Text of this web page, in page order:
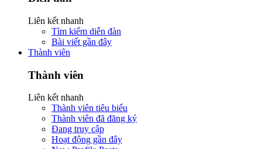
Liên kết nhanh
Tìm kiếm diễn đàn
Bài viết gần đây
Thành viên
Thành viên
Liên kết nhanh
Thành viên tiêu biểu
Thành viên đã đăng ký
Đang truy cập
Hoạt động gần đây